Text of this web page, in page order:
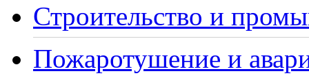
Строительство и
Пожаротушение и